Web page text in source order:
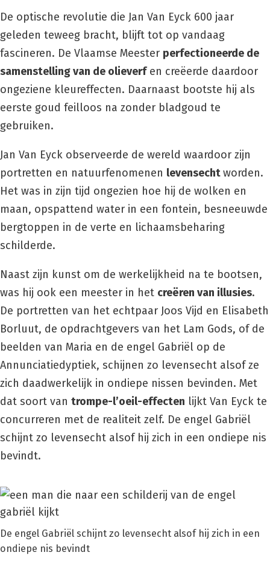
De optische revolutie die Jan Van Eyck 600 jaar
geleden teweeg bracht, blijft tot op vandaag
fascineren. De Vlaamse Meester perfectioneerde de
samenstelling van de olieverfen creëerde daardoor
ongeziene kleureffecten. Daarnaast bootste hij als
eerste goud feilloos na zonder bladgoud te
gebruiken.
Jan Van Eyck observeerde de wereld waardoor zijn
portretten en natuurfenomenen levensechtworden.
Het was in zijn tijd ongezien hoe hij de wolken en
maan, opspattend water in een fontein, besneeuwde
bergtoppen in de verte en lichaamsbeharing
schilderde.
Naast zijn kunst om de werkelijkheid na te bootsen,
was hij ook een meester in het creëren van illusies.
De portretten van het echtpaar Joos Vijd en Elisabeth
Borluut, de opdrachtgevers van het Lam Gods, of de
beelden van Maria en de engel Gabriël op de
Annunciatiedyptiek, schijnen zo levensecht alsof ze
zich daadwerkelijk in ondiepe nissen bevinden. Met
dat soort van trompe-l’oeil-effecten lijkt Van Eyck te
concurreren met de realiteit zelf. De engel Gabriël
schijnt zo levensecht alsof hij zich in een ondiepe nis
bevindt.
De engel Gabriël schijnt zo levensecht alsof hij zich in een
ondiepe nis bevindt